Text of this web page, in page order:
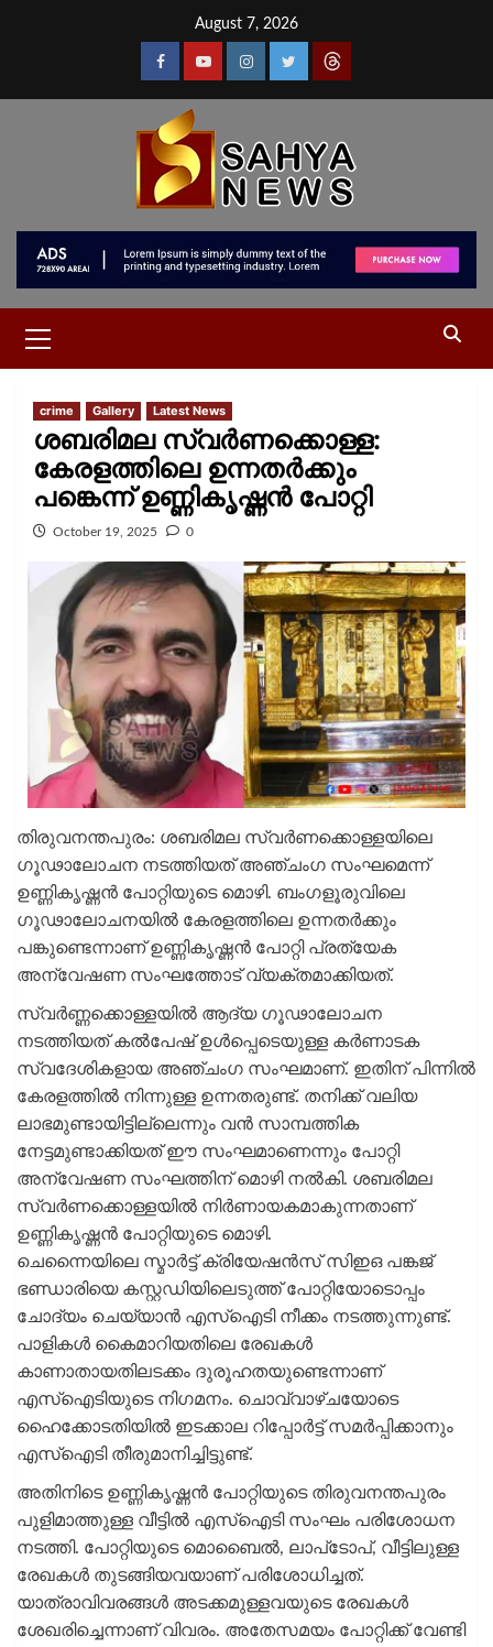
August 7, 2026
crime Gallery Latest News
ശബരിമല സ്വർണക്കൊള്ള:
കേരളത്തിലെ ഉന്നതർക്കും
പങ്കെന്ന് ഉണ്ണികൃഷ്ണൻ പോറ്റി
October 19, 2025 0
തിരുവനന്തപുരം: ശബരിമല സ്വര്‍ണക്കൊള്ളയിലെ
ഗൂഢാലോചന നടത്തിയത് അഞ്ചംഗ സംഘമെന്ന്
ഉണ്ണികൃഷ്ണന്‍ പോറ്റിയുടെ മൊഴി. ബംഗളൂരുവിലെ
ഗൂഢാലോചനയില്‍ കേരളത്തിലെ ഉന്നതര്‍ക്കും
പങ്കുണ്ടെന്നാണ് ഉണ്ണികൃഷ്ണന്‍ പോറ്റി പ്രത്യേക
അന്വേഷണ സംഘത്തോട് വ്യക്തമാക്കിയത്.
സ്വര്‍ണ്ണക്കൊള്ളയില്‍ ആദ്യ ഗൂഢാലോചന
നടത്തിയത് കല്‍പേഷ് ഉള്‍പ്പെടെയുള്ള കര്‍ണാടക
സ്വദേശികളായ അഞ്ചംഗ സംഘമാണ്. ഇതിന് പിന്നില്‍
കേരളത്തില്‍ നിന്നുള്ള ഉന്നതരുണ്ട്. തനിക്ക് വലിയ
ലാഭമുണ്ടായിട്ടില്ലെന്നും വന്‍ സാമ്പത്തിക
നേട്ടമുണ്ടാക്കിയത് ഈ സംഘമാണെന്നും പോറ്റി
അന്വേഷണ സംഘത്തിന് മൊഴി നല്‍കി. ശബരിമല
സ്വര്‍ണക്കൊള്ളയില്‍ നിര്‍ണായകമാകുന്നതാണ്
ഉണ്ണികൃഷ്ണന്‍ പോറ്റിയുടെ മൊഴി.
ചെന്നൈയിലെ സ്മാര്‍ട്ട് ക്രിയേഷന്‍സ് സിഇഒ പങ്കജ്
ഭണ്ഡാരിയെ കസ്റ്റഡിയിലെടുത്ത് പോറ്റിയോടൊപ്പം
ചോദ്യം ചെയ്യാന്‍ എസ്‌ഐടി നീക്കം നടത്തുന്നുണ്ട്.
പാളികള്‍ കൈമാറിയതിലെ രേഖകള്‍
കാണാതായതിലടക്കം ദുരൂഹതയുണ്ടെന്നാണ്
എസ്‌ഐടിയുടെ നിഗമനം. ചൊവ്വാഴ്ചയോടെ
ഹൈക്കോടതിയില്‍ ഇടക്കാല റിപ്പോര്‍ട്ട് സമര്‍പ്പിക്കാനും
എസ്‌ഐടി തീരുമാനിച്ചിട്ടുണ്ട്.
അതിനിടെ ഉണ്ണികൃഷ്ണന്‍ പോറ്റിയുടെ തിരുവനന്തപുരം
പുളിമാത്തുള്ള വീട്ടില്‍ എസ്‌ഐടി സംഘം പരിശോധന
നടത്തി. പോറ്റിയുടെ മൊബൈല്‍, ലാപ്‌ടോപ്, വീട്ടിലുള്ള
രേഖകള്‍ തുടങ്ങിയവയാണ് പരിശോധിച്ചത്.
യാത്രാവിവരങ്ങള്‍ അടക്കമുള്ളവയുടെ രേഖകള്‍
ശേഖരിച്ചെന്നാണ് വിവരം. അതേസമയം പോറ്റിക്ക് വേണ്ടി